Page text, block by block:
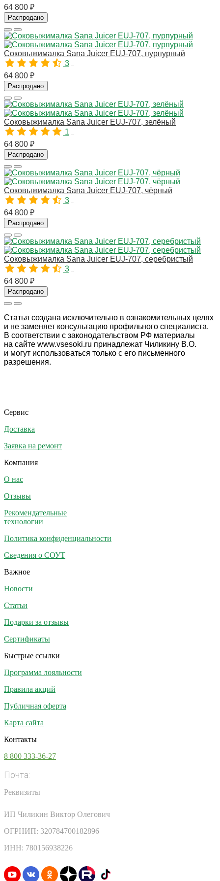
64 800 ₽
Распродано
Соковыжималка Sana Juicer EUJ-707, пурпурный
3
64 800 ₽
Распродано
Соковыжималка Sana Juicer EUJ-707, зелёный
1
64 800 ₽
Распродано
Соковыжималка Sana Juicer EUJ-707, чёрный
3
64 800 ₽
Распродано
Соковыжималка Sana Juicer EUJ-707, серебристый
3
64 800 ₽
Распродано
Статья создана исключительно в ознакомительных целях
и не заменяет консультацию профильного специалиста.
В соответствии с законодательством РФ материалы
на сайте www.vsesoki.ru принадлежат Чиликину В.О.
и могут использоваться только с его письменного
разрешения.
Сервис
Доставка
Заявка на ремонт
Компания
О нас
Отзывы
Рекомендательные
технологии
Политика конфиденциальности
Сведения о СОУТ
Важное
Новости
Статьи
Подарки за отзывы
Сертификаты
Быстрые ссылки
Программа лояльности
Правила акций
Публичная оферта
Карта сайта
Контакты
8 800 333-36-27
Почта:
Реквизиты
ИП Чиликин Виктор Олегович
ОГРНИП: 320784700182896
ИНН: 780156938226